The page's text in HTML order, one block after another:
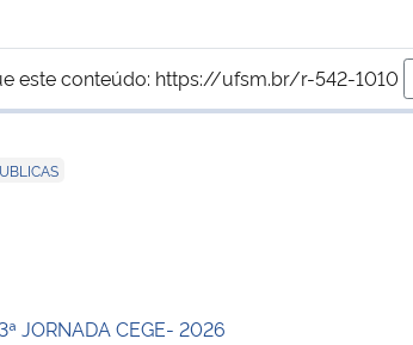
este conteúdo: https://ufsm.br/r-542-1010
3ª JORNADA CEGE- 2026